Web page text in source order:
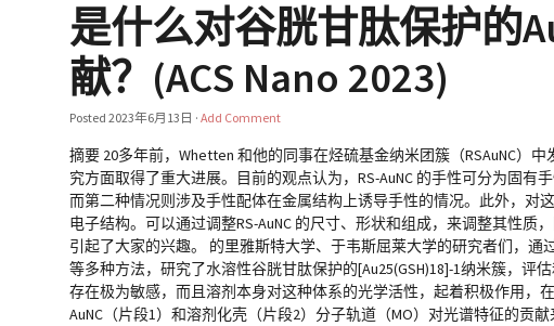
是什么对谷胱甘肽保护的
献？(ACS Nano 2023)
Posted2023年6月13日 ·Add Comment
摘要 20多年前，Whetten 和他的同事在烃硫基金纳米团簇（RSAuNC）
究方面取得了重大进展。目前的观点认为，RS-AuNC 的手性可分为固
而第二种情况则涉及手性配体在金属结构上诱导手性的情况。此外，对
电子结构。可以通过调整RS-AuNC 的尺寸、形状和组成，来调整其性
引起了大家的兴趣。 的里雅斯特大学、于韦斯屈莱大学的研究者们，通
等多种方法，研究了水溶性谷胱甘肽保护的[Au25(GSH)18]-1纳米簇，评
存在极为敏感，而且溶剂本身对这种体系的光学活性，起着积极作用
AuNC（片段1）和溶剂化壳（片段2）分子轨道（MO）对光谱特征的贡